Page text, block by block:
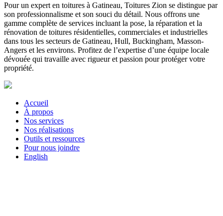
Pour un expert en toitures à Gatineau, Toitures Zion se distingue par
son professionnalisme et son souci du détail. Nous offrons une
gamme complète de services incluant la pose, la réparation et la
rénovation de toitures résidentielles, commerciales et industrielles
dans tous les secteurs de Gatineau, Hull, Buckingham, Masson-
Angers et les environs. Profitez de l’expertise d’une équipe locale
dévouée qui travaille avec rigueur et passion pour protéger votre
propriété.
Accueil
À propos
Nos services
Nos réalisations
Outils et ressources
Pour nous joindre
English